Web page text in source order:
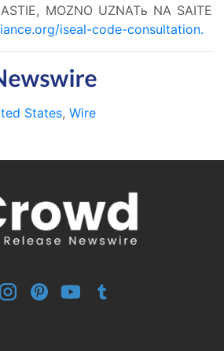
MOZNO UZNATь NA SAITE
iseal-code-consultation.
States, Wire